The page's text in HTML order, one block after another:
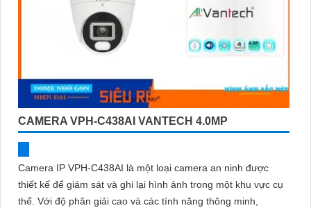
CAMERA VPH-C438AI VANTECH 4.0MP
Camera IP VPH-C438AI là một loại camera an ninh được
thiết kế để giám sát và ghi lại hình ảnh trong một khu vực cụ
thể. Với độ phân giải cao và các tính năng thông minh,